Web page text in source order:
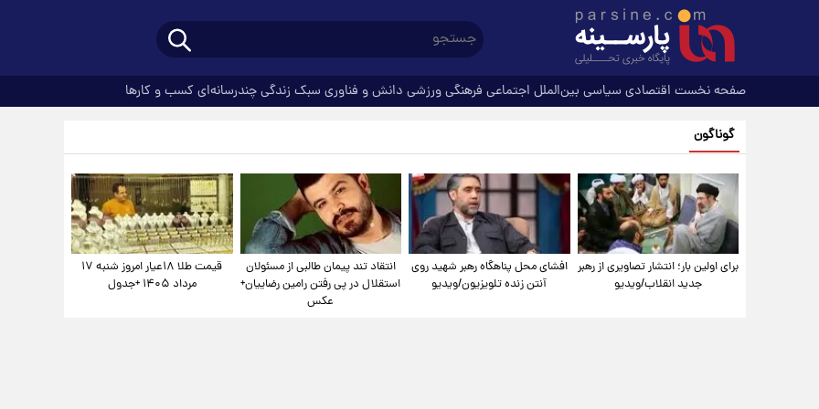
صفحه نخست اقتصادی سیاسی بین‌الملل اجتماعی فرهنگیورزشی دانش و فناوری سبک زندگیچندرسانه‌ای کسب و کارها
گوناگون
برای اولین بار؛ انتشار تصاویری از رهبر
جدید انقلاب/ویدیو
افشای محل پناهگاه‌ رهبر شهید روی
آنتن زنده تلویزیون/ویدیو
انتقاد تند پیمان طالبی از مسئولان
استقلال در پی رفتن رامین رضاییان+
عکس
قیمت طلا ۱۸عیار امروز شنبه ۱۷
مرداد ۱۴۰۵ +جدول